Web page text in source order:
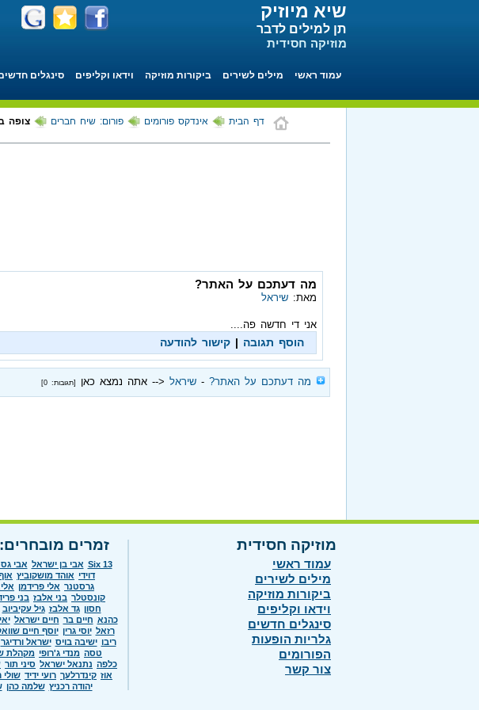
שיא מיוזיק
תן למילים לדבר
מוזיקה חסידית
עמוד ראשי מילים לשירים ביקורות מוזיקה וידאו וקליפים סינגלים
דף הבית אינדקס פורומים פורום: שיח חברים צופה
מה דעתכם על האתר?
מאת: שיראל
אני די חדשה פה....
הוסף תגובה | קישור להודעה
מה דעתכם על האתר? ‏ - ‏ שיראל <-- אתה נמצא כאן [תגובות: 0]
מוזיקה חסידית
עמוד ראשי
מילים לשירים
ביקורות מוזיקה
וידאו וקליפים
סינגלים חדשים
גלריות הופעות
הפורומים
צור קשר
זמרים מובחרים:
Six 13 אבי בן ישראל אבי
דוידי אוהד מושקוביץ
גרסטנר אלי פרידמן
קונסטלר בני אלבז בני
חסון גד אלבז גיל עקיביוב
כהנא חיים בר חיים ישראל
רזאל יוסי גרין יוסף חיים
ריבו ישיבה בויס ישראל ורדיגר
טסה מנדי ג'רופי מקהלת
כלפה נתנאל ישראל סיני תור
אוז קינדרלעך רועי ידיד שולי
יהודה רכניץ שלמה כהן